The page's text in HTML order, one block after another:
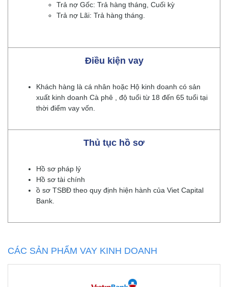
Trả nợ Gốc: Trả hàng tháng, Cuối kỳ
Trả nợ Lãi: Trả hàng tháng.
Điều kiện vay
Khách hàng là cá nhân hoặc Hộ kinh doanh có sản
xuất kinh doanh Cà phê , độ tuổi từ 18 đến 65 tuổi tại
thời điểm vay vốn.
Thủ tục hồ sơ
Hồ sơ pháp lý
Hồ sơ tài chính
ồ sơ TSBĐ theo quy định hiện hành của Viet Capital
Bank.
CÁC SẢN PHẨM VAY KINH DOANH